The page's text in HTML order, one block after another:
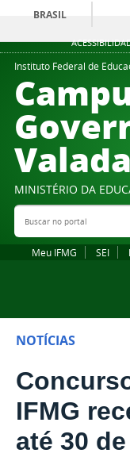
BRASIL
Instituto Federal de
MINISTÉRIO DA
Buscar no portal
Meu IFMG SEI
NOTÍCIAS
IFMG
até 30